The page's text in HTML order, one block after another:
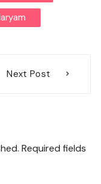
Next Post
Required fields